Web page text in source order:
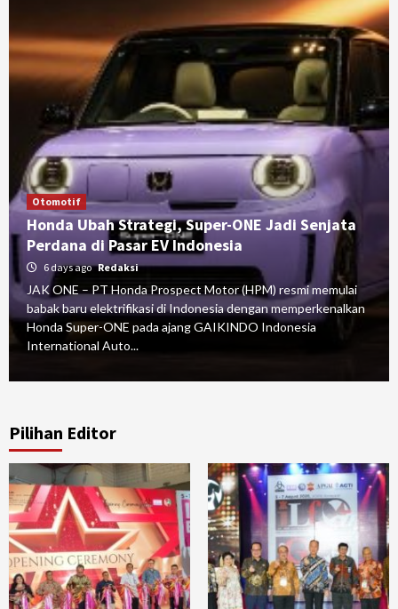
Otomotif
Honda Ubah Strategi, Super-ONE Jadi Senjata
Perdana di Pasar EV Indonesia
6 days ago Redaksi
JAK ONE – PT Honda Prospect Motor (HPM) resmi memulai
babak baru elektrifikasi di Indonesia dengan memperkenalkan
Honda Super-ONE pada ajang GAIKINDO Indonesia
International Auto...
Pilihan Editor